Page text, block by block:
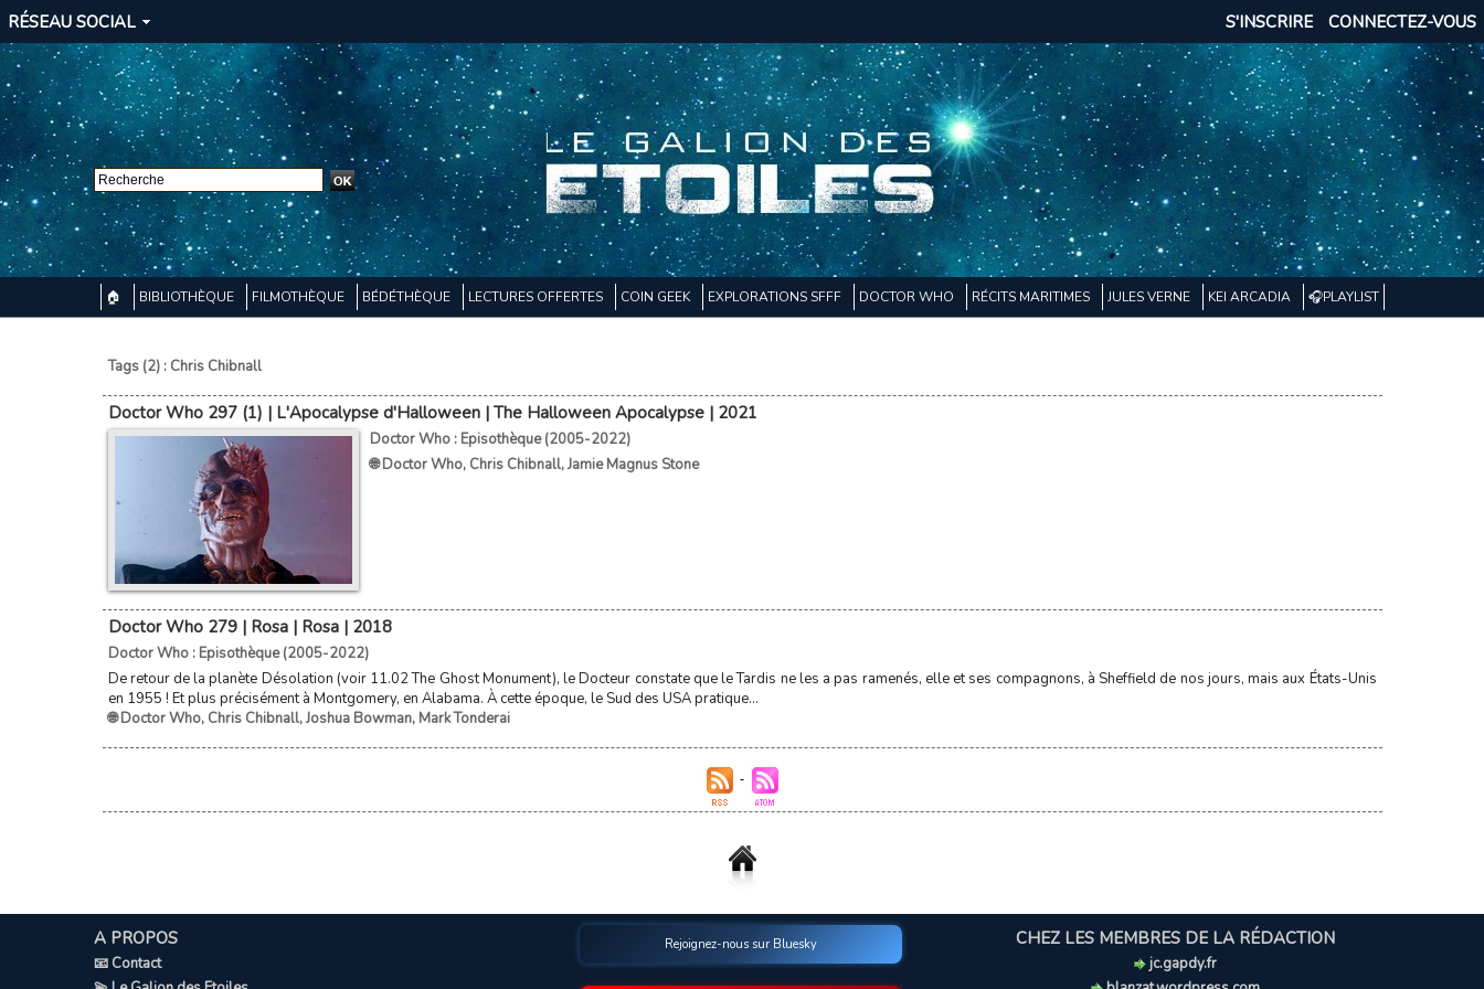
RÉSEAU SOCIAL CONNECTEZ-VOUS
S'INSCRIRE
🏠 BIBLIOTHÈQUE FILMOTHÈQUE BÉDÉTHÈQUE LECTURES OFFERTES COIN GEEK EXPLORATIONS SFFF DOCTOR WHO RÉCITS MARITIMES JULES VERNE KEI ARCADIA 🎧PLAYLIST
Tags (2) : Chris Chibnall
Doctor Who 297 (1) | L'Apocalypse d'Halloween | The Halloween Apocalypse | 2021
Doctor Who : Episothèque (2005-2022)
🌐 Doctor Who, Chris Chibnall,Jamie Magnus Stone
Doctor Who 279 | Rosa | Rosa | 2018
Doctor Who : Episothèque (2005-2022)
De retour de la planète Désolation (voir 11.02 The Ghost Monument), le Docteur constate que le Tardis ne les a pas ramenés, elle et ses compagnons, à Sheffield de nos jours, mais aux États-Unis
en 1955 ! Et plus précisément à Montgomery, en Alabama. À cette époque, le Sud des USA pratique...
🌐 Doctor Who, Chris Chibnall,Joshua Bowman, Mark Tonderai
A PROPOS
📧 Contact
Rejoignez-nous sur Bluesky CHEZ LES MEMBRES DE LA RÉDACTION
jc.gapdy.fr